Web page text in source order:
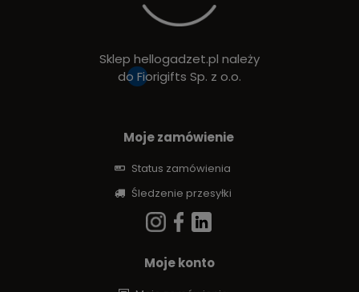
Sklep hellogadzet.pl należy
do Fiorigifts Sp. z o.o.
Moje zamówienie
Status zamówienia
Śledzenie przesyłki
Moje konto